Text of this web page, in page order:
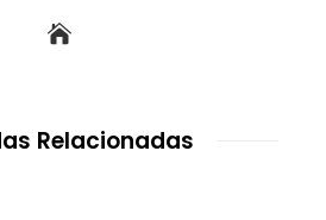
Relacionadas